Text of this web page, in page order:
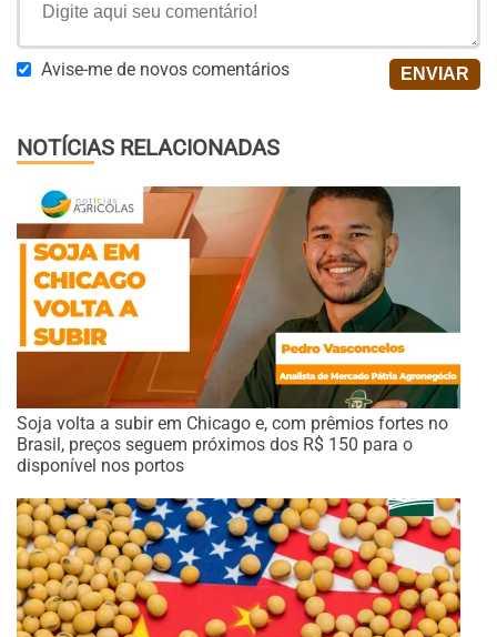
Avise-me de novos comentários
NOTÍCIAS RELACIONADAS
Soja volta a subir em Chicago e, com prêmios fortes no
Brasil, preços seguem próximos dos R$ 150 para o
disponível nos portos